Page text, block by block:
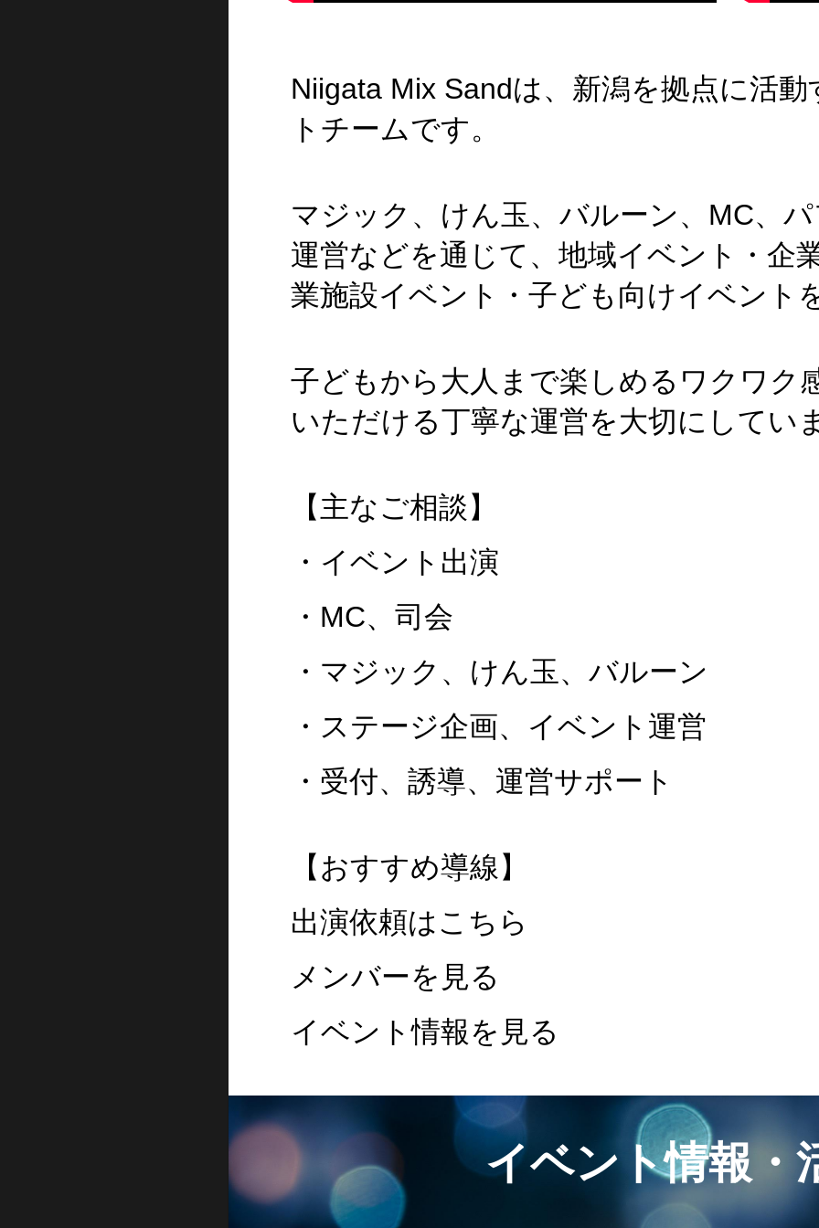
Niigata Mix Sandは、新潟を拠点に活
トチームです。
マジック、けん玉、バルーン、MC、
運営などを通じて、地域イベント・企
業施設イベント・子ども向けイベント
子どもから大人まで楽しめるワクワク
いただける丁寧な運営を大切にしてい
【主なご相談】
・イベント出演
・MC、司会
・マジック、けん玉、バルーン
・ステージ企画、イベント運営
・受付、誘導、運営サポート
【おすすめ導線】
出演依頼はこちら
メンバーを見る
イベント情報を見る
イベント情報・